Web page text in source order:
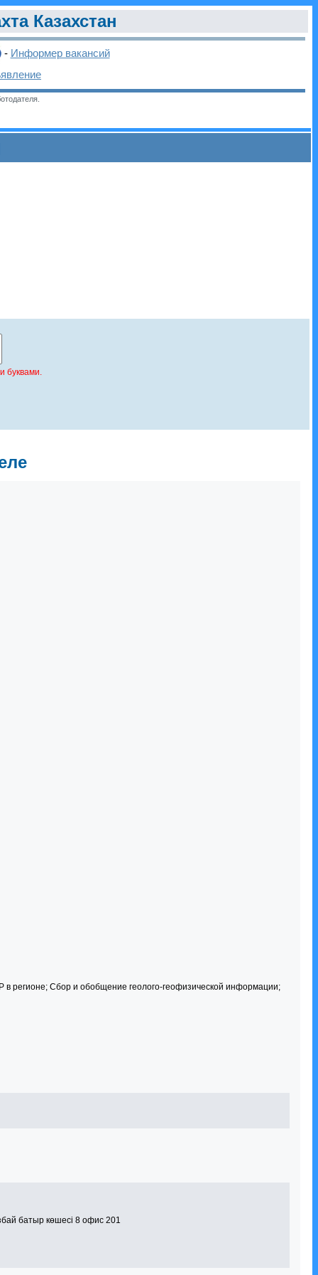
Казахстан
- Информер вакансий
буквами.
в регионе; Сбор и обобщение геолого-геофизической информации;
батыр көшесі 8 офис 201